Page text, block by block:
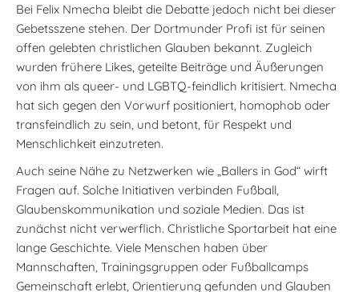
Bei Felix Nmecha bleibt die Debatte jedoch nicht bei dieser
Gebetsszene stehen. Der Dortmunder Profi ist für seinen
offen gelebten christlichen Glauben bekannt. Zugleich
wurden frühere Likes, geteilte Beiträge und Äußerungen
von ihm als queer- und LGBTQ-feindlich kritisiert. Nmecha
hat sich gegen den Vorwurf positioniert, homophob oder
transfeindlich zu sein, und betont, für Respekt und
Menschlichkeit einzutreten.
Auch seine Nähe zu Netzwerken wie „Ballers in God“ wirft
Fragen auf. Solche Initiativen verbinden Fußball,
Glaubenskommunikation und soziale Medien. Das ist
zunächst nicht verwerflich. Christliche Sportarbeit hat eine
lange Geschichte. Viele Menschen haben über
Mannschaften, Trainingsgruppen oder Fußballcamps
Gemeinschaft erlebt, Orientierung gefunden und Glauben